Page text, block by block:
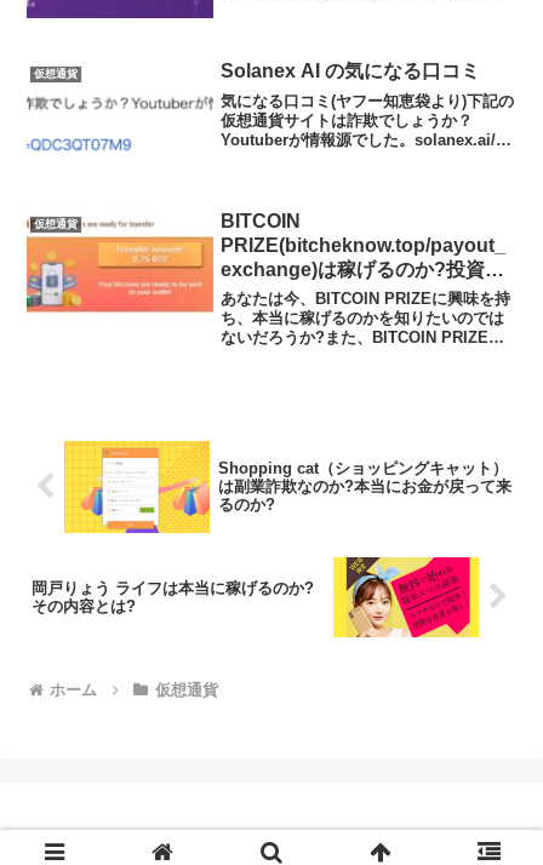
連絡下さい。さて、本日...
仮想通貨 Solanex AI の気になる口コミ
気になる口コミ(ヤフー知恵袋より)下記の
仮想通貨サイトは詐欺でしょうか？
Youtuberが情報源でした。solanex.ai/?
仮想通貨
BITCOIN
PRIZE(bitcheknow.top/payout_
exchange)は稼げるのか?投資グ
ループやインフルエンサーで話題
の投資?投資アプリの実態や実践
者の声、口コミや評判を調査しま
あなたは今、BITCOIN PRIZEに興味を持
ち、本当に稼げるのかを知りたいのでは
ないだろうか?また、BITCOIN PRIZEが
Shopping cat（ショッピングキャット）
は副業詐欺なのか?本当にお金が戻って来
るのか?
岡戸りょう ライフは本当に稼げるのか?
その内容とは?
ホーム 仮想通貨
© 2018-2026 副業検証ブログ.